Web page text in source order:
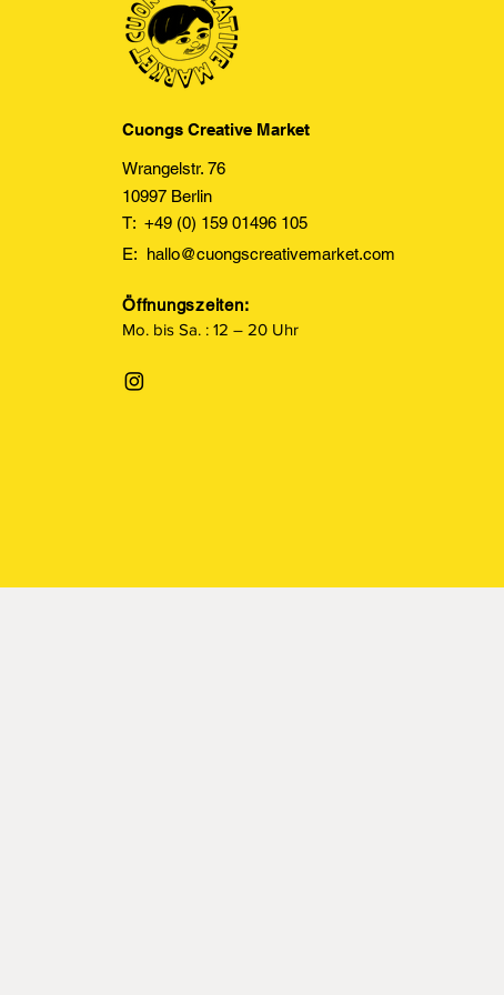
Cuongs Creative Market
Wrangelstr. 76
10997 Berlin
T: +49 (0) 159 01496 105
E: hallo@cuongscreativemarket.com
Öffnungszeiten:
Mo. bis Sa. : 12 – 20 Uhr